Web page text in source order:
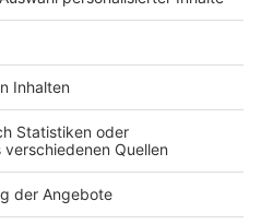
Kontakt
Studio-Hotline
Verkehrs-Hotline
Newsletter